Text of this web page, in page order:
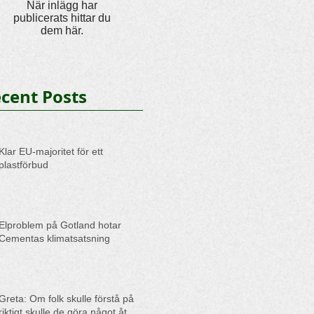
När inlägg har
publicerats hittar du
dem här.
Posts
EU-majoritet för ett
på Gotland hotar
klimatsatsning
Om folk skulle förstå på